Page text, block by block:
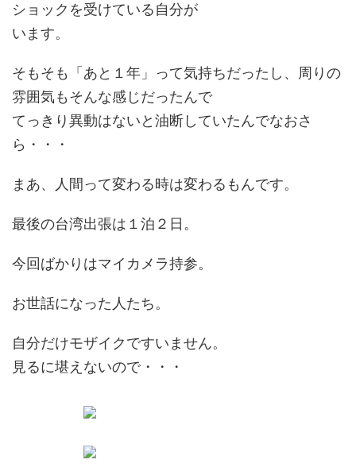
ショックを受けている自分が
います。
そもそも「あと１年」って気持ちだったし、周りの
雰囲気もそんな感じだったんで
てっきり異動はないと油断していたんでなおさ
ら・・・
まあ、人間って変わる時は変わるもんです。
最後の台湾出張は１泊２日。
今回ばかりはマイカメラ持参。
お世話になった人たち。
自分だけモザイクですいません。
見るに堪えないので・・・